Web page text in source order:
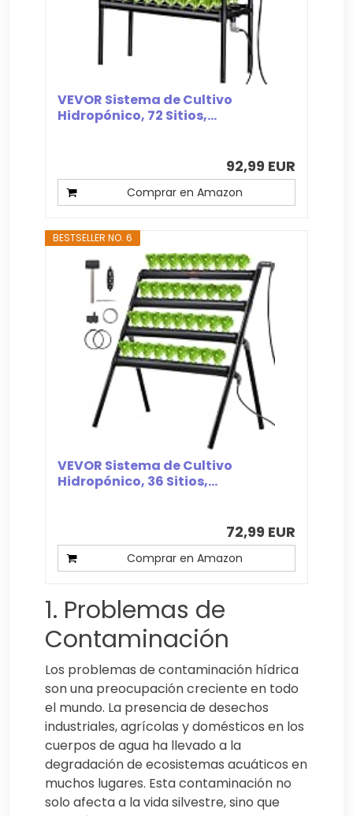
VEVOR Sistema de Cultivo
Hidropónico, 72 Sitios,...
92,99 EUR
Comprar en Amazon
BESTSELLER NO. 6
VEVOR Sistema de Cultivo
Hidropónico, 36 Sitios,...
72,99 EUR
Comprar en Amazon
1. Problemas de
Contaminación
Los problemas de contaminación hídrica
son una preocupación creciente en todo
el mundo. La presencia de desechos
industriales, agrícolas y domésticos en los
cuerpos de agua ha llevado a la
degradación de ecosistemas acuáticos en
muchos lugares. Esta contaminación no
solo afecta a la vida silvestre, sino que